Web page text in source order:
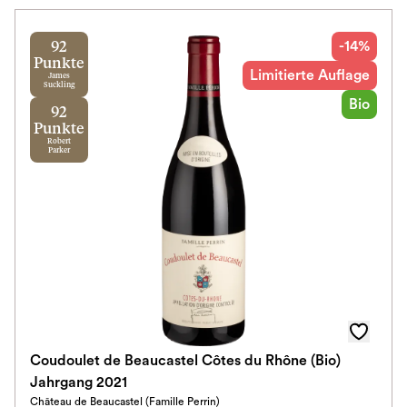
92
Punkte
James
Suckling
92
Punkte
Robert
Parker
-14%
Limitierte Auflage
Bio
Coudoulet de Beaucastel Côtes du Rhône (Bio)
Jahrgang 2021
Château de Beaucastel (Famille Perrin)